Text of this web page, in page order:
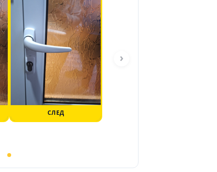
СЛЕД
›